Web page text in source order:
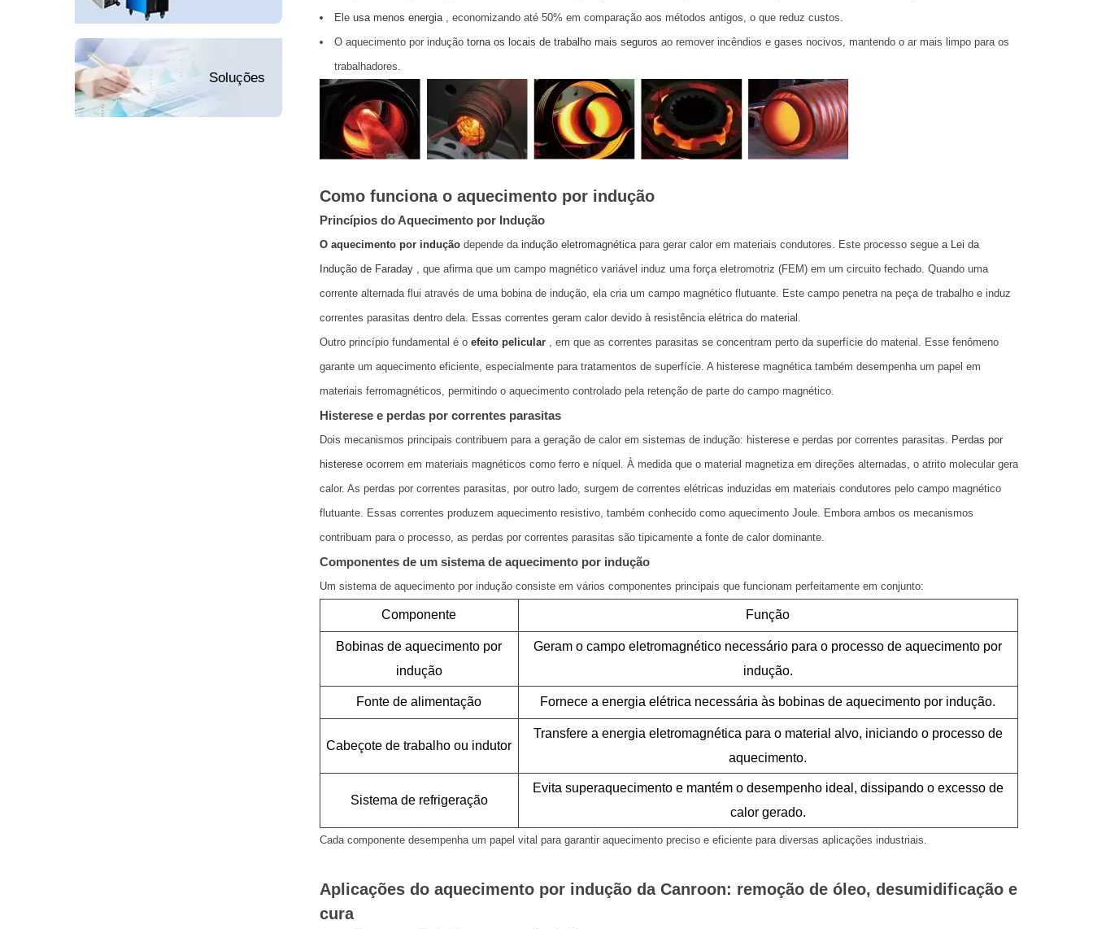
Soluções
Ele usa menos energia
, economizando até 50% em comparação aos métodos antigos, o que reduz custos.
O aquecimento por indução torna os locais de trabalho mais seguros ao remover incêndios e gases nocivos, mantendo o ar mais limpo para os
trabalhadores.
Como funciona o aquecimento por indução
Princípios do Aquecimento por Indução
O aquecimento por indução depende da indução eletromagnética para gerar calor em materiais condutores. Este processo segue a Lei da
Indução de Faraday
, que afirma que um campo magnético variável induz uma força eletromotriz (FEM) em um circuito fechado. Quando uma
corrente alternada flui através de uma bobina de indução, ela cria um campo magnético flutuante. Este campo penetra na peça de trabalho e induz
correntes parasitas dentro dela. Essas correntes geram calor devido à resistência elétrica do material.
Outro princípio fundamental é o efeito pelicular
, em que as correntes parasitas se concentram perto da superfície do material. Esse fenômeno
garante um aquecimento eficiente, especialmente para tratamentos de superfície. A histerese magnética também desempenha um papel em
materiais ferromagnéticos, permitindo o aquecimento controlado pela retenção de parte do campo magnético.
Histerese e perdas por correntes parasitas
Dois mecanismos principais contribuem para a geração de calor em sistemas de indução: histerese e perdas por correntes parasitas.
Perdas por
histerese ocorrem em materiais magnéticos como ferro e níquel. À medida que o material magnetiza em direções alternadas, o atrito molecular gera
calor. As perdas por correntes parasitas, por outro lado, surgem de correntes elétricas induzidas em materiais condutores pelo campo magnético
flutuante. Essas correntes produzem aquecimento resistivo, também conhecido como aquecimento Joule. Embora ambos os mecanismos
contribuam para o processo, as perdas por correntes parasitas são tipicamente a fonte de calor dominante.
Componentes de um sistema de aquecimento por indução
Um sistema de aquecimento por indução consiste em vários componentes principais que funcionam perfeitamente em conjunto:
Componente Função
Bobinas de aquecimento por
indução
Geram o campo eletromagnético necessário para o processo de aquecimento por
indução.
Fonte de alimentação Fornece a energia elétrica necessária às bobinas de aquecimento por indução.
Cabeçote de trabalho ou indutor
Transfere a energia eletromagnética para o material alvo, iniciando o processo de
aquecimento.
Sistema de refrigeração
Evita superaquecimento e mantém o desempenho ideal, dissipando o excesso de
calor gerado.
Cada componente desempenha um papel vital para garantir aquecimento preciso e eficiente para diversas aplicações industriais.
Aplicações do aquecimento por indução da Canroon: remoção de óleo, desumidificação e
cura